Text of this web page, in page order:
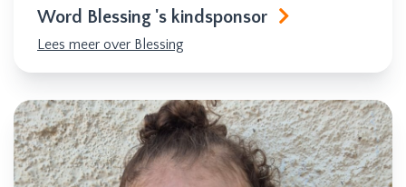
Word Blessing 's kindsponsor
Lees meer over Blessing